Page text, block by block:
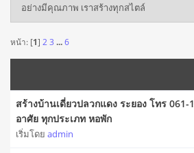
อย่างมีคุณภาพ เราสร้างทุกสไตล์
หน้า: [1] 2 3 ...6
สร้างบ้านเดี่ยวปลวกแดง ระยอง โทร 061-
อาศัย ทุกประเภท หอพัก
เริ่มโดย admin